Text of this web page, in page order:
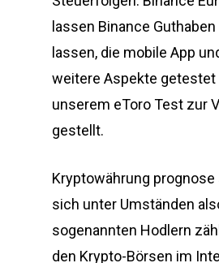
lassen Binance
lassen, die mobile App
weitere Aspekte getestet
unserem eToro Test zur
gestellt.
Kryptowährung
sich unter Umständen
sogenannten Hodlern
den Krypto-Börsen im